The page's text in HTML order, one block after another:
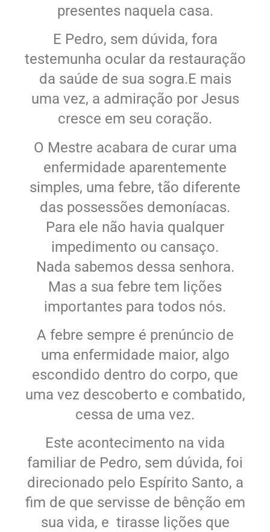
presentes naquela casa.
E Pedro, sem dúvida, fora
testemunha ocular da restauração
da saúde de sua sogra.E mais
uma vez, a admiração por Jesus
cresce em seu coração.
O Mestre acabara de curar uma
enfermidade aparentemente
simples, uma febre, tão diferente
das possessões demoníacas.
Para ele não havia qualquer
impedimento ou cansaço.
Nada sabemos dessa senhora.
Mas a sua febre tem lições
importantes para todos nós.
A febre sempre é prenúncio de
uma enfermidade maior, algo
escondido dentro do corpo, que
uma vez descoberto e combatido,
cessa de uma vez.
Este acontecimento na vida
familiar de Pedro, sem dúvida, foi
direcionado pelo Espírito Santo, a
fim de que servisse de bênção em
sua vida, e tirasse lições que